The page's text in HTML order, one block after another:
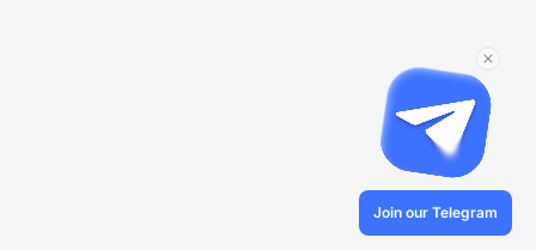
Join our Telegram